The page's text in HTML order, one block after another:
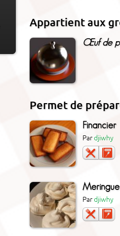
Appartient aux
Œuf de
Permet de
Financier
Pardjiwhy
Pardjiwhy